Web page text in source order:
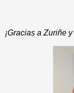
¡Gracias a Zuriñe